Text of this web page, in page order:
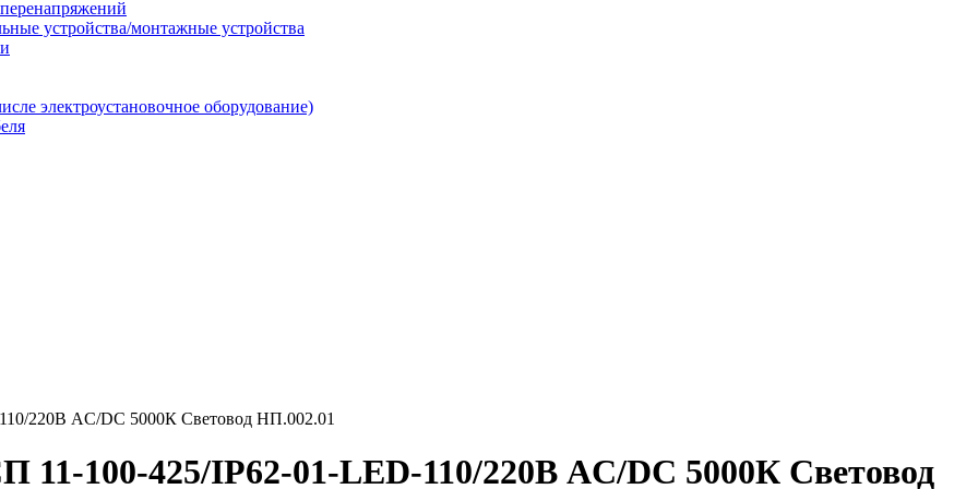
устройства/монтажные устройства
электроустановочное оборудование)
220В AC/DC 5000К Световод НП.002.01
11-100-425/IP62-01-LED-110/220В AC/DC 5000К Световод